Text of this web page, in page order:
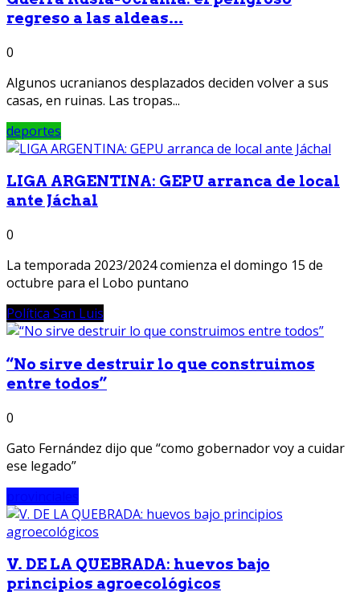
regreso a las aldeas...
0
Algunos ucranianos desplazados deciden volver a sus
casas, en ruinas. Las tropas...
deportes
LIGA ARGENTINA: GEPU arranca de local
ante Jáchal
0
La temporada 2023/2024 comienza el domingo 15 de
octubre para el Lobo puntano
Política San Luis
“No sirve destruir lo que construimos
entre todos”
0
Gato Fernández dijo que “como gobernador voy a cuidar
ese legado”
V. DE LA QUEBRADA: huevos bajo
principios agroecológicos